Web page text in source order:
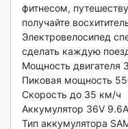
фитнесом,
получайте
Электровелосипед
сделать каждую
Мощность двигателя
Пиковая мощность
Скорость до 35 км/ч
Аккумулятор 36V
Тип аккумулятора